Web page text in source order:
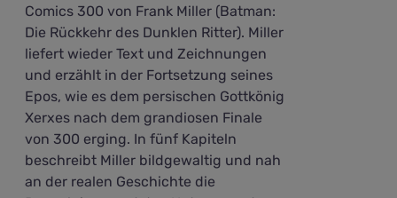
Comics 300 von Frank Miller (Batman:
Die Rückkehr des Dunklen Ritter). Miller
liefert wieder Text und Zeichnungen
und erzählt in der Fortsetzung seines
Epos, wie es dem persischen Gottkönig
Xerxes nach dem grandiosen Finale
von 300 erging. In fünf Kapiteln
beschreibt Miller bildgewaltig und nah
an der realen Geschichte die